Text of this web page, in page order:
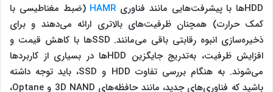
HDDها با پیشرفت‌هایی مانند فناوری HAMR (ضبط مغناطیسی با
کمک حرارت) همچنان ظرفیت‌های بالاتری ارائه می‌دهند و برای
ذخیره‌سازی انبوه رقابتی باقی می‌مانند. SSDها با کاهش قیمت و
افزایش ظرفیت، به‌تدریج جایگزین HDDها در بسیاری از کاربردها
می‌شوند. به هنگام بررسی تفاوت HDD و SSD، باید توجه داشته
باشید که فناوری‌های جدید، مانند حافظه‌های 3D NAND و Optane،